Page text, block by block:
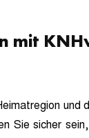
mit
und
Sie sicher